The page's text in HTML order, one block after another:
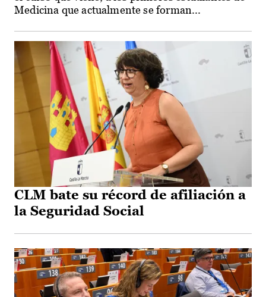
Medicina que actualmente se forman...
CLM bate su récord de afiliación a
la Seguridad Social